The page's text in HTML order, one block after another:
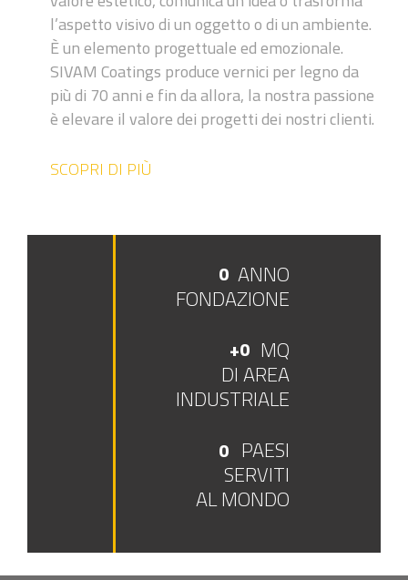
0 ANNO
FONDAZIONE
+0 MQ
DI AREA
INDUSTRIALE
0 PAESI
SERVITI
AL MONDO
l’aspetto visivo di un oggetto o di un ambiente.
È un elemento progettuale ed emozionale.
SIVAM Coatings produce vernici per legno da
più di 70 anni e fin da allora, la nostra passione
è elevare il valore dei progetti dei nostri clienti.
SCOPRI DI PIÙ